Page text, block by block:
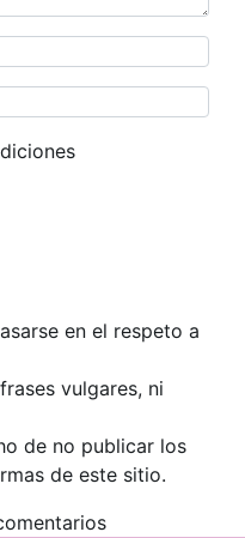
en el respeto a
vulgares, ni
de no publicar los
de este sitio.